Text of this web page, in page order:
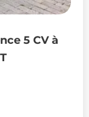
5 CV à